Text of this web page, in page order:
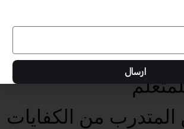
المتعلقة
تعلم تفاعلية
المتدرب من الكفايات
ارسال